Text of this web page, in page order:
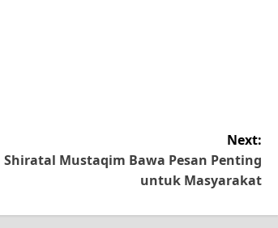
Next:
Mustaqim Bawa Pesan Penting
untuk Masyarakat